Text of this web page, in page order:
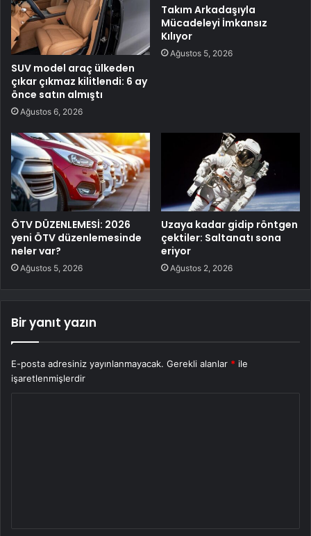
SUV model araç ülkeden
çıkar çıkmaz kilitlendi: 6 ay
önce satın almıştı
Ağustos 6, 2026
Takım Arkadaşıyla
Mücadeleyi İmkansız
Kılıyor
Ağustos 5, 2026
ÖTV DÜZENLEMESİ: 2026
yeni ÖTV düzenlemesinde
neler var?
Ağustos 5, 2026
Uzaya kadar gidip röntgen
çektiler: Saltanatı sona
eriyor
Ağustos 2, 2026
Bir yanıt yazın
E-posta adresiniz yayınlanmayacak. Gerekli alanlar * ile
işaretlenmişlerdir